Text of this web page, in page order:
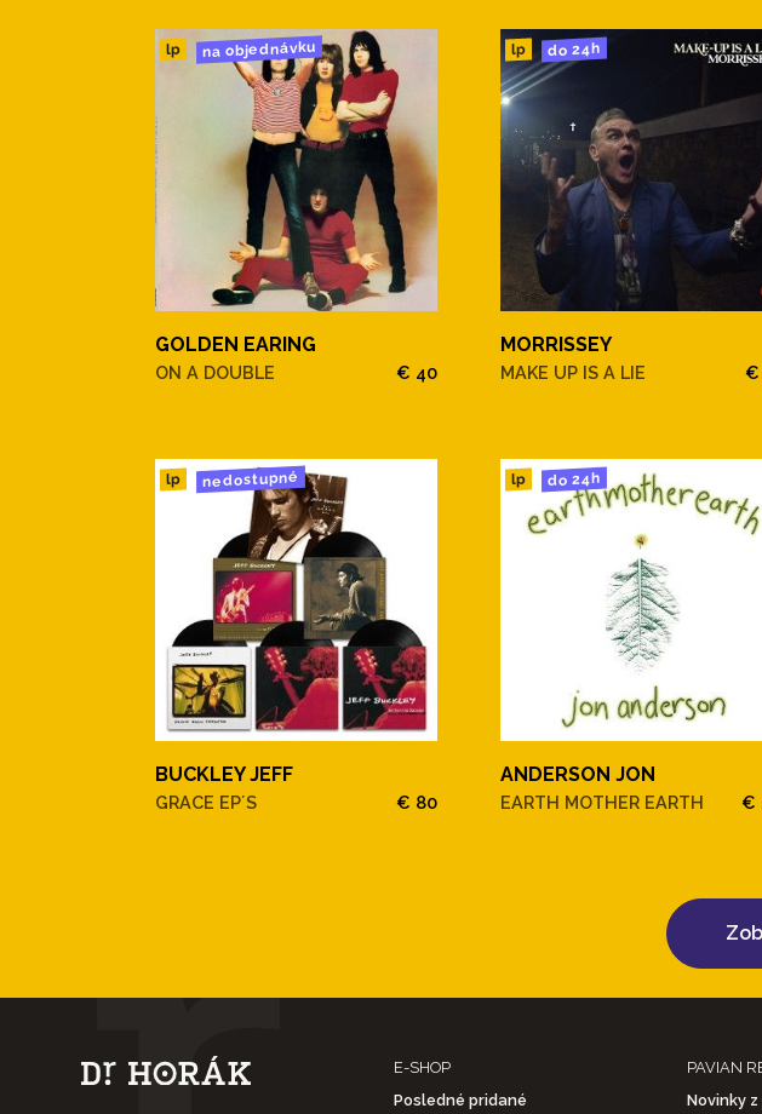
lp na objednávku
GOLDEN EARING
ON A DOUBLE € 40
lp do 24h
MORRISSEY
MAKE UP IS A LIE €
lp nedostupné
BUCKLEY JEFF
GRACE EP´S € 80
lp do 24h
ANDERSON JON
EARTH MOTHER EARTH €
E-SHOP
Posledné pridané
PAVIAN
Novinky